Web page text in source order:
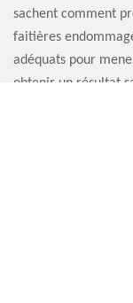
sachent comment
faitières
adéquats pour
obtenir un résultat